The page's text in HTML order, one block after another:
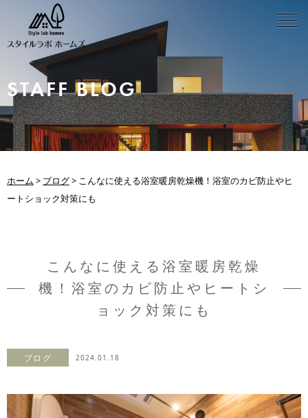
STAFF BLOG
ホーム > ブログ> こんなに使える浴室暖房乾燥機！浴室のカビ防止やヒ
ートショック対策にも
こんなに使える浴室暖房乾燥
機！浴室のカビ防止やヒートシ
ョック対策にも
ブログ 2024.01.18